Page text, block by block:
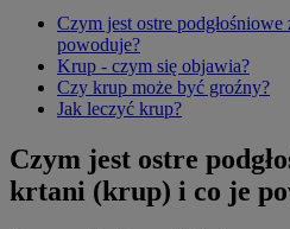
Czym jest ostre
powoduje?
Krup - czym się objawia?
Czy krup może być groźny?
Jak leczyć krup?
Czym jest ostre
krtani (krup) i co je